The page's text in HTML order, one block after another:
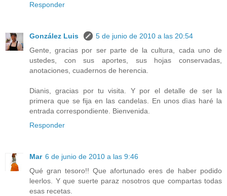
Responder
González Luis
5 de junio de 2010 a las 20:54
Gente, gracias por ser parte de la cultura, cada uno de
ustedes, con sus aportes, sus hojas conservadas,
anotaciones, cuadernos de herencia.
Dianis, gracias por tu visita. Y por el detalle de ser la
primera que se fija en las candelas. En unos dìas haré la
entrada correspondiente. Bienvenida.
Responder
Mar 6 de junio de 2010 a las 9:46
Qué gran tesoro!! Que afortunado eres de haber podido
leerlos. Y que suerte paraz nosotros que compartas todas
esas recetas.